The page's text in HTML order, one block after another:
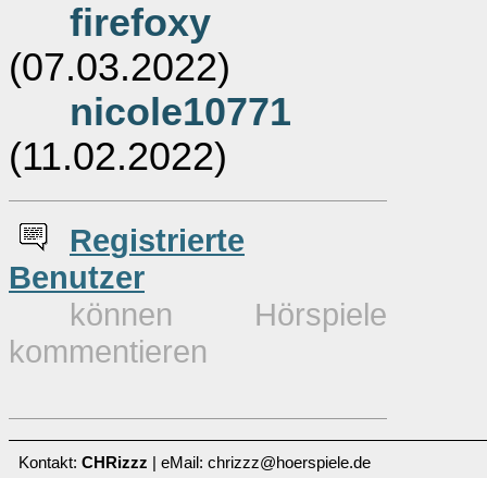
firefoxy
(07.03.2022)
nicole10771
(11.02.2022)
Registrierte
Benutzer
können Hörspiele
kommentieren
Kontakt: CHRizzz | eMail: chrizzz@hoerspiele.de